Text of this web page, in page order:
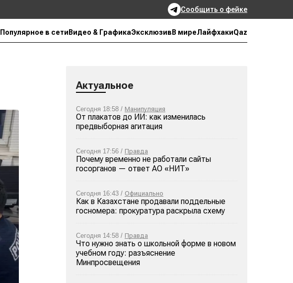
Сообщить о фейке
Популярное в сети Видео & ГрафикаЭксклюзив В миреЛайфхакиQaz
Актуальное
Сегодня 18:58 / Манипуляция
От плакатов до ИИ: как изменилась
предвыборная агитация
Сегодня 17:56 / Правда
Почему временно не работали сайты
госорганов — ответ АО «НИТ»
Сегодня 16:43 / Официально
Как в Казахстане продавали поддельные
госномера: прокуратура раскрыла схему
Сегодня 14:58 / Правда
Что нужно знать о школьной форме в новом
учебном году: разъяснение
Минпросвещения